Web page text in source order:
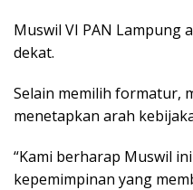
Muswil VI PAN Lampung
dekat.
Selain memilih formatur,
menetapkan arah
“Kami berharap Muswil
kepemimpinan yang